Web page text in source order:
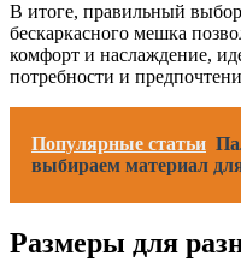
В итоге, правильный выбор
бескаркасного мешка
комфорт и наслаждение,
потребности и
Популярные статьи
выбираем материал
Размеры для